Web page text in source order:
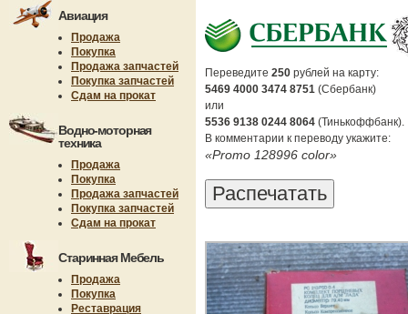
Авиация
Продажа
Покупка
Продажа запчастей
Покупка запчастей
Сдам на прокат
Водно-моторная
техника
Продажа
Покупка
Продажа запчастей
Покупка запчастей
Сдам на прокат
Старинная Мебель
Продажа
Покупка
Реставрация
Переведите 250 рублей на карту:
5469 4000 3474 8751 (Сбербанк)
или
5536 9138 0244 8064 (Тинькоффбанк).
В комментарии к переводу укажите:
«Promo 128996 color»